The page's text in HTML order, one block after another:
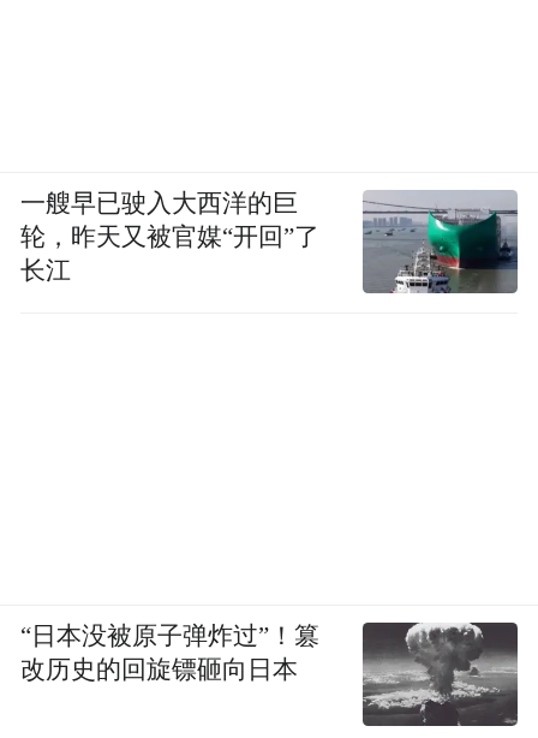
一艘早已驶入大西洋的巨
轮，昨天又被官媒“开回”了
长江
“日本没被原子弹炸过”！篡
改历史的回旋镖砸向日本